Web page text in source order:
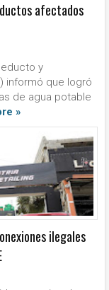
afectados
y
informó que logró
de agua potable
»
ilegales